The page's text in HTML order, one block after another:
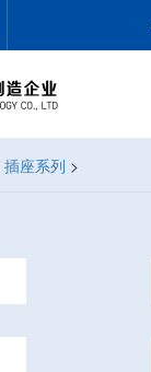
插座系列 >